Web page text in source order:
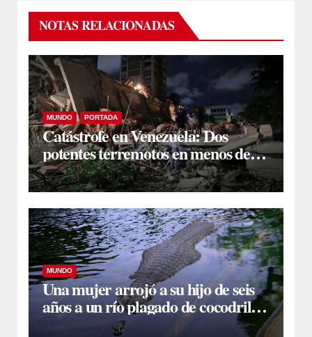
NOTAS RELACIONADAS
MUNDO PORTADA
Catástrofe en Venezuela: Dos
potentes terremotos en menos de
un minuto causan colapsos en
Caracas y el Gobierno declara el
Estado de Emergencia
MUNDO
Una mujer arrojó a su hijo de seis
años a un río plagado de cocodrilos
tras una pelea conyugal